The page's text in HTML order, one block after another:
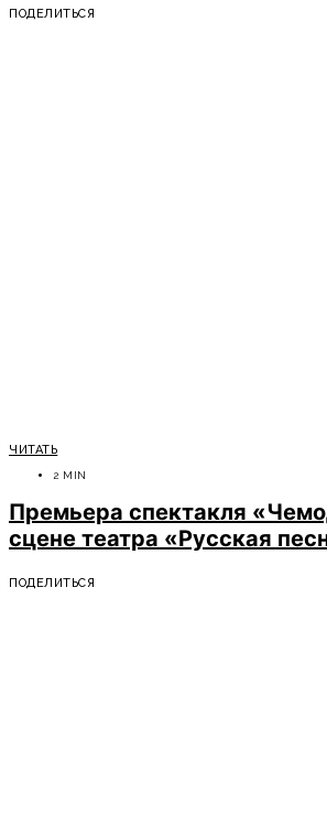
ПОДЕЛИТЬСЯ
ЧИТАТЬ
2 MIN
Премьера спектакля
сцене театра «Русская
ПОДЕЛИТЬСЯ